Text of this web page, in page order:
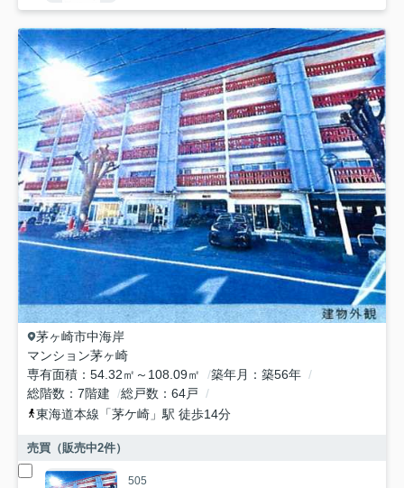
茅ヶ崎市中海岸
マンション茅ヶ崎
専有面積
54.32㎡～108.09㎡ 築年月
築56年
総階数
7階建 総戸数
64戸
東海道本線 「茅ケ崎 」駅 徒歩14分
売買（販売中2件）
505